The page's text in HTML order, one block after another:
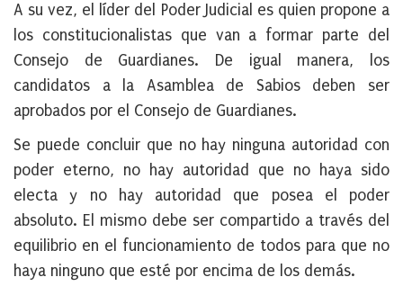
A su vez, el líder del Poder Judicial es quien propone a
los constitucionalistas que van a formar parte del
Consejo de Guardianes. De igual manera, los
candidatos a la Asamblea de Sabios deben ser
aprobados por el Consejo de Guardianes.
Se puede concluir que no hay ninguna autoridad con
poder eterno, no hay autoridad que no haya sido
electa y no hay autoridad que posea el poder
absoluto. El mismo debe ser compartido a través del
equilibrio en el funcionamiento de todos para que no
haya ninguno que esté por encima de los demás.